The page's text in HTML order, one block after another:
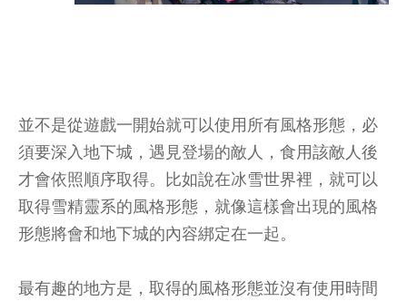
並不是從遊戲一開始就可以使用所有風格形態，必
須要深入地下城，遇見登場的敵人，食用該敵人後
才會依照順序取得。比如說在冰雪世界裡，就可以
取得雪精靈系的風格形態，就像這樣會出現的風格
形態將會和地下城的內容綁定在一起。
最有趣的地方是，取得的風格形態並沒有使用時間